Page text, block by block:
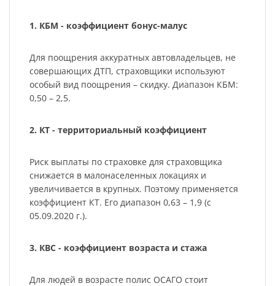
1. КБМ - коэффициент бонус-малус
Для поощрения аккуратных автовладельцев, не
совершающих ДТП, страховщики используют
особый вид поощрения – скидку. Диапазон КБМ:
0,50 – 2,5.
2. КТ - территориальный коэффициент
Риск выплаты по страховке для страховщика
снижается в малонаселенных локациях и
увеличивается в крупных. Поэтому применяется
коэффициент КТ. Его диапазон 0,63 – 1,9 (с
05.09.2020 г.).
3. КВС - коэффициент возраста и стажа
Для людей в возрасте полис ОСАГО стоит